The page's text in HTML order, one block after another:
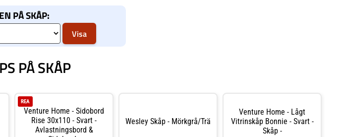
PÅ SKÅP:
PÅ SKÅP
Venture Home - Sidobord
Rise 30x110 - Svart -
Avlastningsbord &
REA
Wesley Skåp - Mörkgrå/Trä
Venture Home - Lågt
Vitrinskåp Bonnie - Svart -
Skåp -